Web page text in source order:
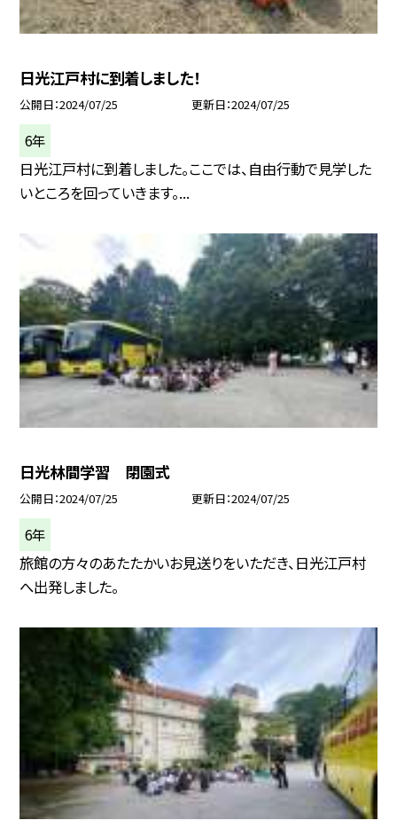
日光江戸村に到着しました！
公開日 2024/07/25 更新日 2024/07/25
6年
日光江戸村に到着しました。ここでは、自由行動で見学した
いところを回っていきます。...
日光林間学習 閉園式
公開日 2024/07/25 更新日 2024/07/25
6年
旅館の方々のあたたかいお見送りをいただき、日光江戸村
へ出発しました。